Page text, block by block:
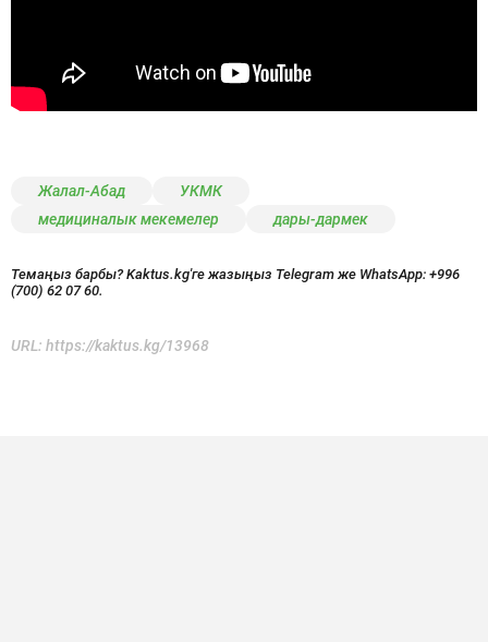
Жалал-Абад
УКМК
медициналык мекемелер
дары-дармек
Темаңыз барбы? Kaktus.kg'ге жазыңыз Telegram же WhatsApp: +996
(700) 62 07 60.
URL: https://kaktus.kg/13968